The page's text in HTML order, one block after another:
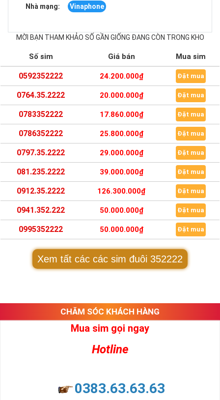
Nhà mạng: Vinaphone
MỜI BẠN THAM KHẢO SỐ GẦN GIỐNG ĐANG CÒN TRONG KHO
Số sim Giá bán Mua sim
0592352222 24.200.000₫ Đặt mua
0764.35.2222 20.000.000₫ Đặt mua
0783352222 17.860.000₫ Đặt mua
0786352222 25.800.000₫ Đặt mua
0797.35.2222 29.000.000₫ Đặt mua
081.235.2222 39.000.000₫ Đặt mua
0912.35.2222 126.300.000₫ Đặt mua
0941.352.222 50.000.000₫ Đặt mua
0995352222 50.000.000₫ Đặt mua
Xem tất các các sim đuôi 352222
CHĂM SÓC KHÁCH HÀNG
Mua sim gọi ngay
Hotline
0383.63.63.63